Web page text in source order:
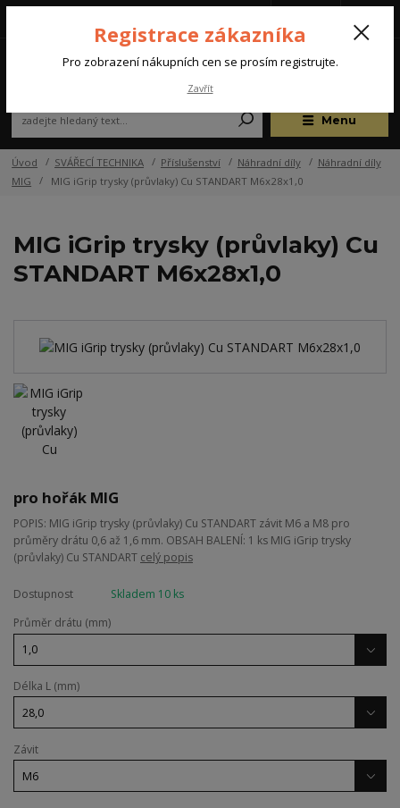
Menu
(Po-Pá, 07:00-15:30 hod.)
Úvod SVÁŘECÍ TECHNIKA Příslušenství Náhradní díly
Náhradní díly
MIG
MIG iGrip trysky (průvlaky) Cu STANDART M6x28x1,0
MIG iGrip trysky (průvlaky) Cu
STANDART M6x28x1,0
pro hořák MIG
POPIS: MIG iGrip trysky (průvlaky) Cu STANDART závit M6 a M8 pro
průměry drátu 0,6 až 1,6 mm. OBSAH BALENÍ: 1 ks MIG iGrip trysky
(průvlaky) Cu STANDART celý popis
Dostupnost
Skladem 10 ks
Průměr drátu (mm)
Délka L (mm)
Závit
Registrace zákazníka
Pro zobrazení nákupních cen se prosím registrujte.
Zavřít